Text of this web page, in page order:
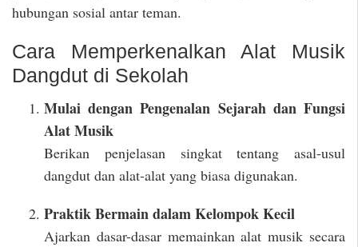
hubungan sosial antar teman.
Cara Memperkenalkan Alat Musik
Dangdut di Sekolah
Mulai dengan Pengenalan Sejarah dan Fungsi
Alat Musik
Berikan penjelasan singkat tentang asal-usul
dangdut dan alat-alat yang biasa digunakan.
Praktik Bermain dalam Kelompok Kecil
Ajarkan dasar-dasar memainkan alat musik secara